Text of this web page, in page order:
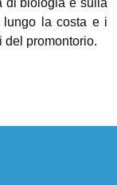
lungo la costa e i
del promontorio.